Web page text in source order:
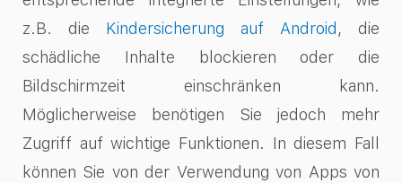
z.B. die Kindersicherung auf Android, die
schädliche Inhalte blockieren oder die
Bildschirmzeit einschränken kann.
Möglicherweise benötigen Sie jedoch mehr
Zugriff auf wichtige Funktionen. In diesem Fall
können Sie von der Verwendung von Apps von